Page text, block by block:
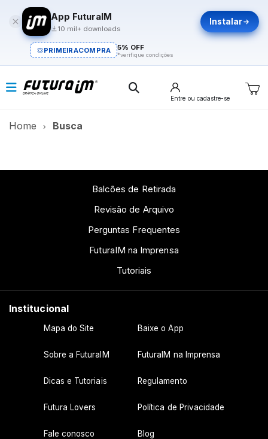
App FuturaIM
10 mil+ downloads
Instalar
PRIMEIRACOMPRA 5% OFF
*verifique condições
Entre ou cadastre-se
Home Busca
Balcões de Retirada
Revisão de Arquivo
Perguntas Frequentes
FuturaIM na Imprensa
Tutoriais
Institucional
Mapa do Site Baixe o App
Sobre a FuturaIM FuturaIM na Imprensa
Dicas e Tutoriais Regulamento
Futura Lovers Política de Privacidade
Fale conosco Blog